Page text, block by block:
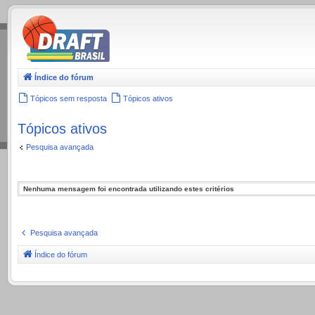
.
Índice do fórum
Tópicos sem resposta Tópicos ativos
Tópicos ativos
Pesquisa avançada
Nenhuma mensagem foi encontrada utilizando estes critérios
Pesquisa avançada
Índice do fórum
.